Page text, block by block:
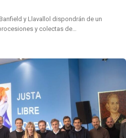
y Llavallol dispondrán de un
y colectas de…